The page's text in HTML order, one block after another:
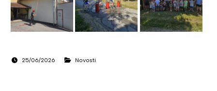
25/06/2026 Novosti